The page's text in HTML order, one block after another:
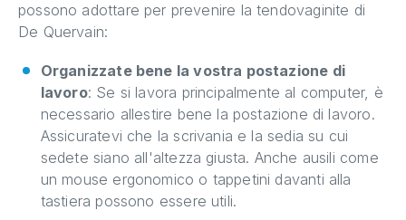
possono adottare per prevenire la tendovaginite di
De Quervain:
Organizzate bene la vostra postazione di
lavoro: Se si lavora principalmente al computer, è
necessario allestire bene la postazione di lavoro.
Assicuratevi che la scrivania e la sedia su cui
sedete siano all'altezza giusta. Anche ausili come
un mouse ergonomico o tappetini davanti alla
tastiera possono essere utili.